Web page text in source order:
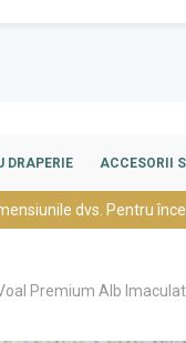
DRAPERIE ACCESORII
dvs. Pentru
Premium Alb